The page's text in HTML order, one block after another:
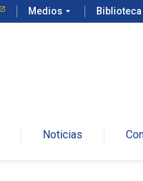
Medios arrow_drop_down Biblioteca
Noticias